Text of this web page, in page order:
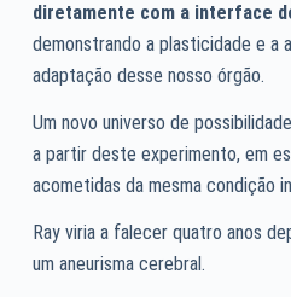
diretamente com a interface
demonstrando a plasticidade e a
adaptação desse nosso órgão.
Um novo universo de
a partir deste experimento, em
acometidas da mesma condição
Ray viria a falecer quatro anos
um aneurisma cerebral.